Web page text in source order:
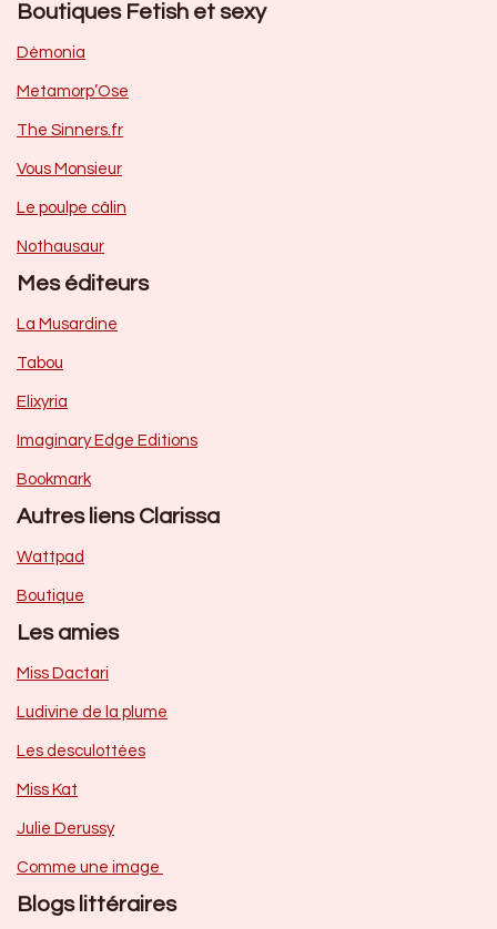
Boutiques Fetish et sexy
Dèmonia
Metamorp’Ose
The Sinners.fr
Vous Monsieur
Le poulpe câlin
Nothausaur
Mes éditeurs
La Musardine
Tabou
Elixyria
Imaginary Edge Editions
Bookmark
Autres liens Clarissa
Wattpad
Boutique
Les amies
Miss Dactari
Ludivine de la plume
Les desculottées
Miss Kat
Julie Derussy
Comme une image
Blogs littéraires